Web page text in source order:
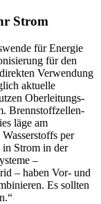
Strom
für Energie
für den
Verwendung
aktuelle
Oberleitungs-
Brennstoffzellen-
läge am
per
Strom in der
–
– haben Vor- und
Es sollten